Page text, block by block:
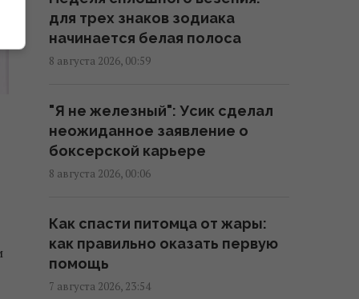
его принять меры, – WSJ
02:56 суббота, 08 августа 2026
требование Испании о
проведении пограничных
проверок в Шенгенской зоне
02:23 суббота, 08 августа 2026
Солнечная электростанция
перегородила привычные
маршруты животных: они
нашли выход
для трех знаков зодиака
начинается белая полоса
8 августа 2026, 00:59
"Я не железный": Усик сделал
неожиданное заявление о
боксерской карьере
8 августа 2026, 00:06
Как спасти питомца от жары:
как правильно оказать первую
помощь
7 августа 2026, 23:54